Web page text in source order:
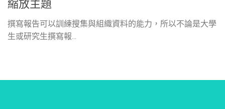
縮放主題
撰寫報告可以訓練搜集與組織資料的能力，所以不論是大學
生或研究生撰寫報...